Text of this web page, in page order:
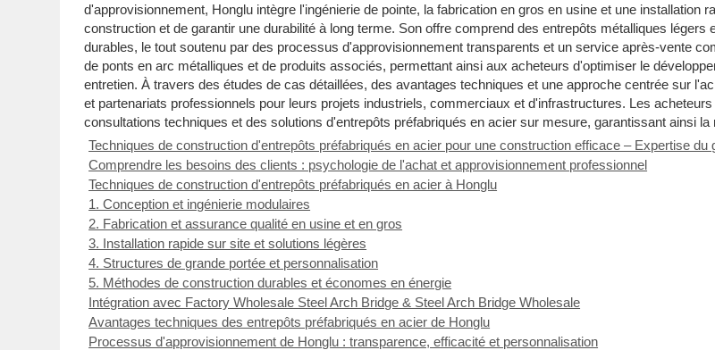
d'approvisionnement, Honglu intègre l'ingénierie de pointe, la fabrication en gros en usine et une installation
construction et de garantir une durabilité à long terme. Son offre comprend des entrepôts métalliques
durables, le tout soutenu par des processus d'approvisionnement transparents et un service après-vente
de ponts en arc métalliques et de produits associés, permettant ainsi aux acheteurs d'optimiser le
entretien. À travers des études de cas détaillées, des avantages techniques et une approche centrée sur
et partenariats professionnels pour leurs projets industriels, commerciaux et d'infrastructures. Les
consultations techniques et des solutions d'entrepôts préfabriqués en acier sur mesure, garantissant ainsi
Techniques de construction d'entrepôts préfabriqués en acier pour une construction efficace – Expertise du
Comprendre les besoins des clients : psychologie de l'achat et approvisionnement professionnel
Techniques de construction d'entrepôts préfabriqués en acier à Honglu
1. Conception et ingénierie modulaires
2. Fabrication et assurance qualité en usine et en gros
3. Installation rapide sur site et solutions légères
4. Structures de grande portée et personnalisation
5. Méthodes de construction durables et économes en énergie
Intégration avec Factory Wholesale Steel Arch Bridge & Steel Arch Bridge Wholesale
Avantages techniques des entrepôts préfabriqués en acier de Honglu
Processus d'approvisionnement de Honglu : transparence, efficacité et personnalisation